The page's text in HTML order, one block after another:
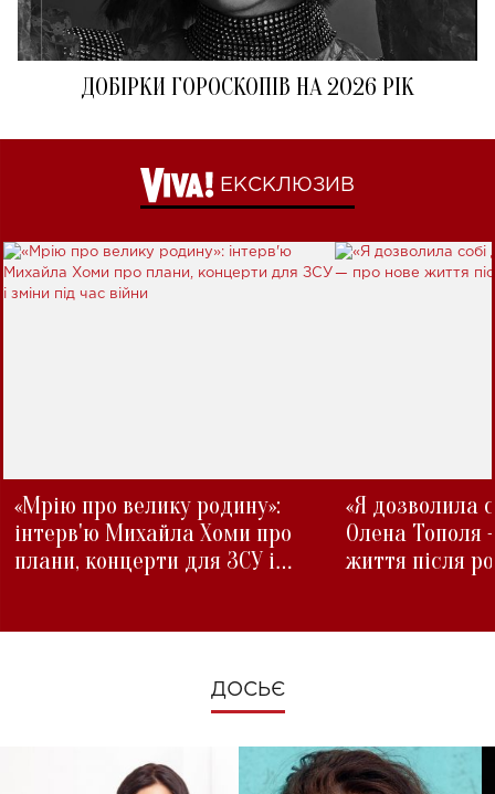
ДОБІРКИ ГОРОСКОПІВ НА 2026 РІК
ЕКСКЛЮЗИВ
«Мрію про велику родину»:
інтерв'ю Михайла Хоми про
плани, концерти для ЗСУ і
«Я дозволила
Олена Тополя
життя після
ДОСЬЄ